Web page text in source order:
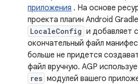
приложения . На основе
проекта плагин Android
LocaleConfig и добавляет
окончательный файл
больше не придется
файл вручную. AGP
res модулей вашего